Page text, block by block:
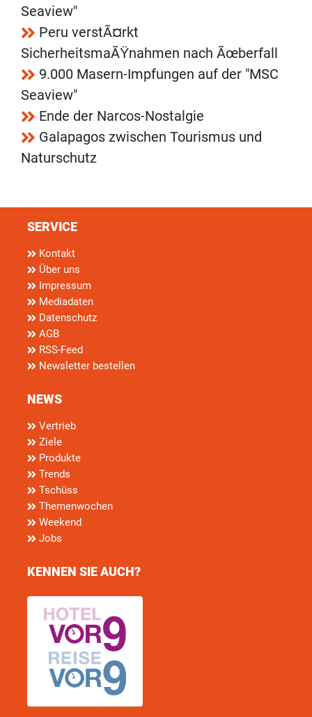
Seaview"
Peru verstÃ¤rkt
SicherheitsmaÃŸnahmen nach Ãœberfall
9.000 Masern-Impfungen auf der "MSC
Seaview"
Ende der Narcos-Nostalgie
Galapagos zwischen Tourismus und
Naturschutz
SERVICE
Kontakt
Über uns
Impressum
Mediadaten
Datenschutz
AGB
RSS-Feed
Newsletter bestellen
NEWS
Vertrieb
Ziele
Produkte
Trends
Tschüss
Themenwochen
Weekend
Jobs
KENNEN SIE AUCH?